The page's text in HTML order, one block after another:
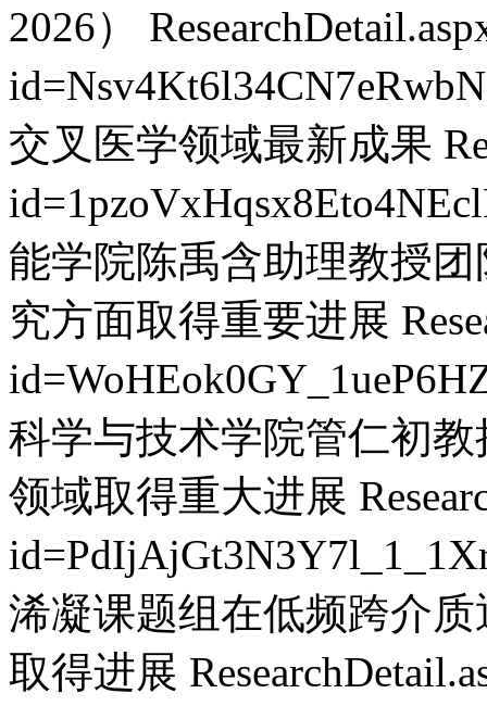
2026）
交叉医学领域最新成果
能学院陈禹含助理教授
究方面取得重要进展
科学与技术学院管仁初
领域取得重大进展
浠凝课题组在低频跨介
取得进展